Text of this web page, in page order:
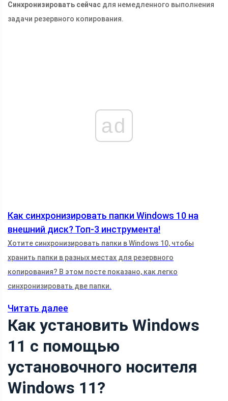
Синхронизировать сейчас для немедленного выполнения
задачи резервного копирования.
ad
Как синхронизировать папки Windows 10 на
внешний диск? Топ-3 инструмента!
Хотите синхронизировать папки в Windows 10, чтобы
хранить папки в разных местах для резервного
копирования? В этом посте показано, как легко
синхронизировать две папки.
Читать далее
Как установить Windows
11 с помощью
установочного носителя
Windows 11?